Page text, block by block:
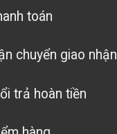
toán
chuyển giao nhận
trả hoàn tiền